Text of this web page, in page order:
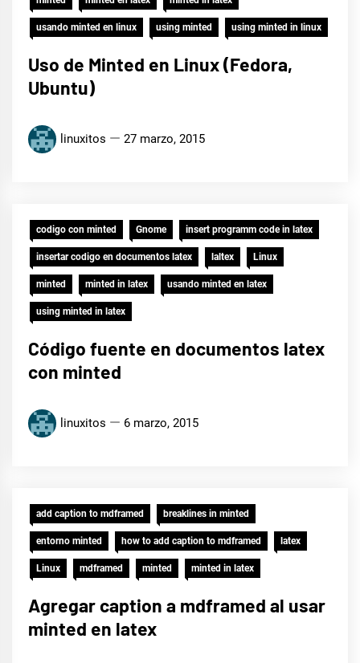
usando minted en linux using minted using minted in linux
Uso de Minted en Linux (Fedora,
Ubuntu)
linuxitos 27 marzo, 2015
codigo con minted Gnome insert programm code in latex
insertar codigo en documentos latex laltex Linux
minted minted in latex usando minted en latex
using minted in latex
Código fuente en documentos latex
con minted
linuxitos 6 marzo, 2015
add caption to mdframed breaklines in minted
entorno minted how to add caption to mdframed latex
Linux mdframed minted minted in latex
Agregar caption a mdframed al usar
minted en latex